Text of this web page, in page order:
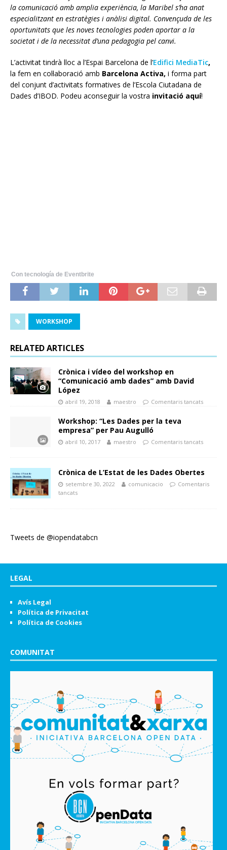
la comunicació amb amplia experiència, la Maribel s’ha anat
especialitzant en estratègies i anàlisi digital. Convençuda de les
oportunitats que les noves tecnologies poden aportar a la
societat i de la necessitat d’una pedagogia pel canvi.
L’activitat tindrà lloc a l’Espai Barcelona de l’Edifici MediaTic,
la fem en col·laboració amb Barcelona Activa, i forma part
del conjunt d’activitats formatives de l’Escola Ciutadana de
Dades d’IBOD. Podeu aconseguir la vostra invitació aquí!
Con tecnología de Eventbrite
WORKSHOP
RELATED ARTICLES
Crònica i vídeo del workshop en
“Comunicació amb dades” amb David
López
abril 19, 2018 maestro Comentaris tancats
Workshop: “Les Dades per la teva
empresa” per Pau Augulló
abril 10, 2017 maestro Comentaris tancats
Crònica de L’Estat de les Dades Obertes
setembre 30, 2022 comunicacio
Comentaris
tancats
Tweets de @iopendatabcn
LEGAL
Avís Legal
Política de Privacitat
Política de Cookies
COMUNITAT